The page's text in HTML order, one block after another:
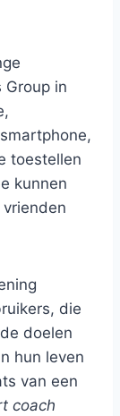
in
toestellen
kunnen
die
doelen
hun leven
van een
coach